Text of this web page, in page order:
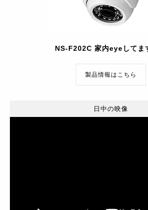
NS-F202C 家内eyeしてま
製品情報はこちら
日中の映像